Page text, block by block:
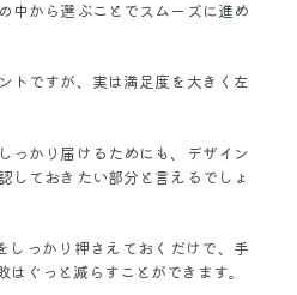
中から選ぶことでスムーズに進め
トですが、実は満足度を大きく左
っかり届けるためにも、デザイン
しておきたい部分と言えるでしょ
しっかり押さえておくだけで、手
ぐっと減らすことができます。